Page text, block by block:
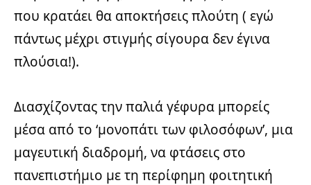
που κρατάει θα αποκτήσεις πλούτη ( εγώ
πάντως μέχρι στιγμής σίγουρα δεν έγινα
πλούσια!).
Διασχίζοντας την παλιά γέφυρα μπορείς
μέσα από το ‘μονοπάτι των φιλοσόφων’, μια
μαγευτική διαδρομή, να φτάσεις στο
πανεπιστήμιο με τη περίφημη φοιτητική